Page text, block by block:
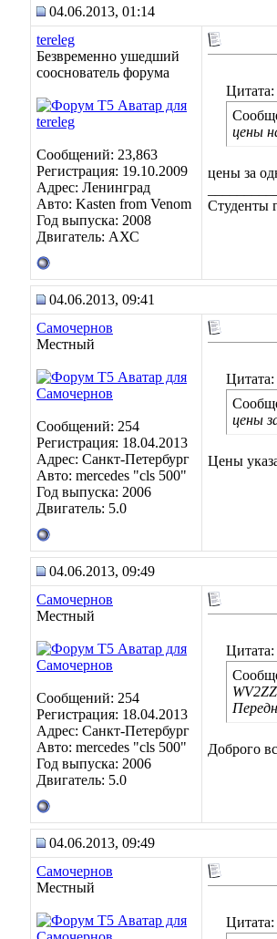
04.06.2013, 01:14
tereleg
Безвременно ушедший
сооснователь форума
Сообщений: 23,863
Регистрация: 19.10.2009
Адрес: Ленинград
Авто: Kasten from Venom
Год выпуска: 2008
Двигатель: АХС
Цитата:
цены
цены за
Студенты
04.06.2013, 09:41
Самочернов
Местный
Сообщений: 254
Регистрация: 18.04.2013
Адрес: Санкт-Петербург
Авто: mercedes "cls 500"
Год выпуска: 2006
Двигатель: 5.0
Цитата:
цены
Цены
04.06.2013, 09:49
Самочернов
Местный
Сообщений: 254
Регистрация: 18.04.2013
Адрес: Санкт-Петербург
Авто: mercedes "cls 500"
Год выпуска: 2006
Двигатель: 5.0
Цитата:
Доброго
04.06.2013, 09:49
Самочернов
Местный
Цитата: